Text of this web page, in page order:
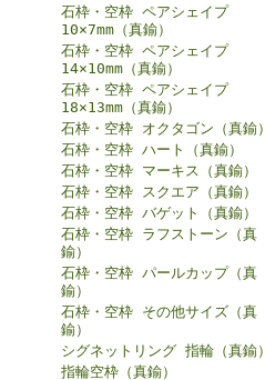
石枠・空枠 ペアシェイプ
10×7mm（真鍮）
石枠・空枠 ペアシェイプ
14×10mm（真鍮）
石枠・空枠 ペアシェイプ
18×13mm（真鍮）
石枠・空枠 オクタゴン（真鍮）
石枠・空枠 ハート（真鍮）
石枠・空枠 マーキス（真鍮）
石枠・空枠 スクエア（真鍮）
石枠・空枠 バゲット（真鍮）
石枠・空枠 ラフストーン（真
鍮）
石枠・空枠 パールカップ（真
鍮）
石枠・空枠 その他サイズ（真
鍮）
シグネットリング 指輪（真鍮）
指輪空枠（真鍮）